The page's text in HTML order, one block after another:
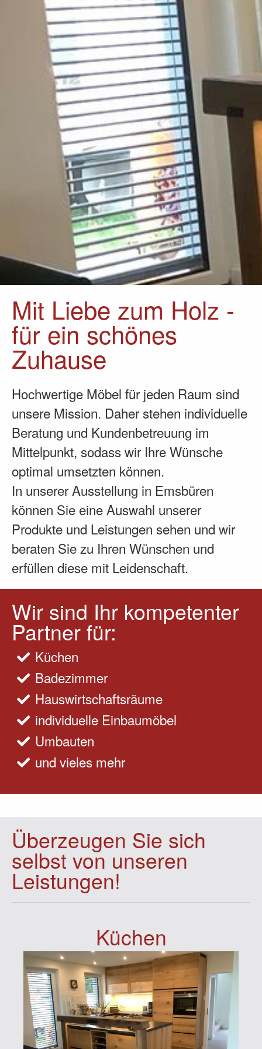
Mit Liebe zum Holz -
für ein schönes
Zuhause
Hochwertige Möbel für jeden Raum sind
unsere Mission. Daher stehen individuelle
Beratung und Kundenbetreuung im
Mittelpunkt, sodass wir Ihre Wünsche
optimal umsetzten können.
In unserer Ausstellung in Emsbüren
können Sie eine Auswahl unserer
Produkte und Leistungen sehen und wir
beraten Sie zu Ihren Wünschen und
erfüllen diese mit Leidenschaft.
Wir sind Ihr kompetenter
Partner für:
Küchen
Badezimmer
Hauswirtschaftsräume
individuelle Einbaumöbel
Umbauten
und vieles mehr
Überzeugen Sie sich
selbst von unseren
Leistungen!
Küchen